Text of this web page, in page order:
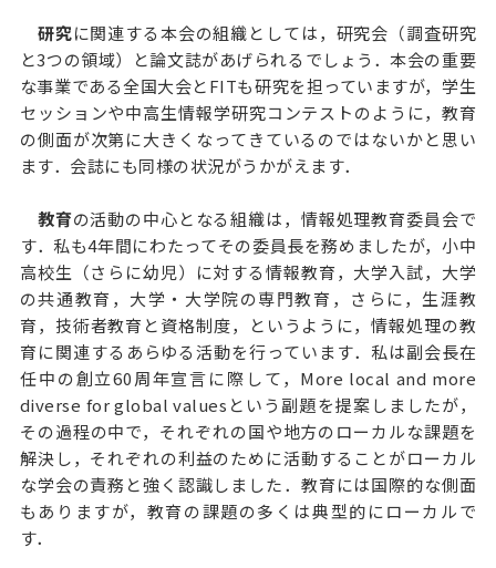
研究に関連する本会の組織としては，研究会（調査研究
と3つの領域）と論文誌があげられるでしょう．本会の重要
な事業である全国大会とFITも研究を担っていますが，学生
セッションや中高生情報学研究コンテストのように，教育
の側面が次第に大きくなってきているのではないかと思い
ます．会誌にも同様の状況がうかがえます．
教育の活動の中心となる組織は，情報処理教育委員会で
す．私も4年間にわたってその委員長を務めましたが，小中
高校生（さらに幼児）に対する情報教育，大学入試，大学
の共通教育，大学・大学院の専門教育，さらに，生涯教
育，技術者教育と資格制度，というように，情報処理の教
育に関連するあらゆる活動を行っています．私は副会長在
任中の創立60周年宣言に際して，More local and more
diverse for global valuesという副題を提案しましたが，
その過程の中で，それぞれの国や地方のローカルな課題を
解決し，それぞれの利益のために活動することがローカル
な学会の責務と強く認識しました．教育には国際的な側面
もありますが，教育の課題の多くは典型的にローカルで
す．